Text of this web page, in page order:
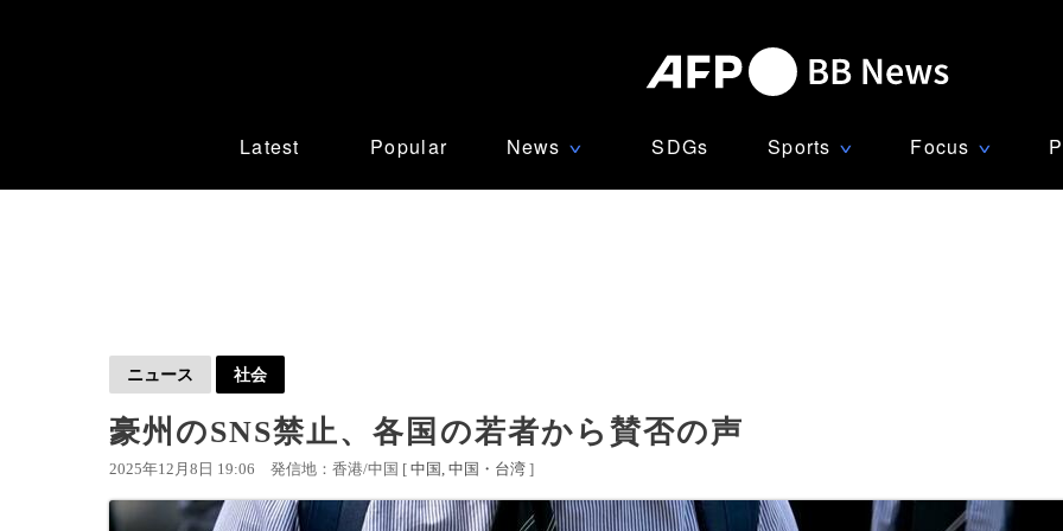
Latest Popular News ∨ SDGs Sports ∨ Focus ∨
ニュース 社会
豪州のSNS禁止、各国の若者から賛否の声
2025年12月8日 19:06 発信地：香港/中国 [ 中国 中国・台湾 ]